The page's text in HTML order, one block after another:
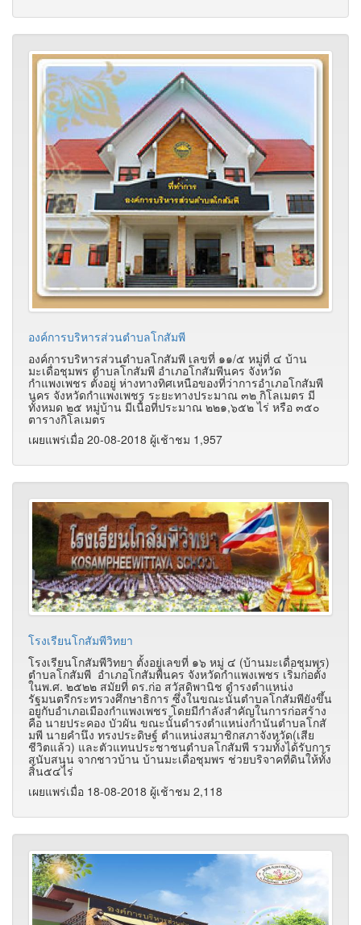
องค์การบริหารส่วนตำบลโกสัมพี
องค์การบริหารส่วนตำบลโกสัมพี เลขที่ ๑๑/๕ หมู่ที่ ๔ บ้าน
มะเดื่อชุมพร ตำบลโกสัมพี อำเภอโกสัมพีนคร จังหวัด
กำแพงเพชร ตั้งอยู่ ห่างทางทิศเหนือของที่ว่าการอำเภอโกสัมพี
นคร จังหวัดกำแพงเพชร ระยะทางประมาณ ๓๒ กิโลเมตร มี
ทั้งหมด ๒๕ หมู่บ้าน มีเนื้อที่ประมาณ ๒๒๑,๖๕๒ ไร่ หรือ ๓๕๐
ตารางกิโลเมตร
เผยแพร่เมื่อ 20-08-2018 ผู้เช้าชม 1,957
โรงเรียนโกสัมพีวิทยา
โรงเรียนโกสัมพีวิทยา ตั้งอยู่เลขที่ ๑๖ หมู่ ๔ (บ้านมะเดื่อชุมพร)
ตำบลโกสัมพี อำเภอโกสัมพีนคร จังหวัดกำแพงเพชร เริ่มก่อตั้ง
ในพ.ศ. ๒๕๒๒ สมัยที่ ดร.ก่อ สวัสดิพานิช ดำรงตำแหน่ง
รัฐมนตรีกระทรวงศึกษาธิการ ซึ่งในขณะนั้นตำบลโกสัมพียังขึ้น
อยูกับอำเภอเมืองกำแพงเพชร โดยมีกำลังสำคัญในการก่อสร้าง
คือ นายประคอง บัวผัน ขณะนั้นดำรงตำแหน่งกำนันตำบลโกสั
มพี นายคำนึง ทรงประดิษฐ์ ตำแหน่งสมาชิกสภาจังหวัด(เสีย
ชีวิตแล้ว) และตัวแทนประชาชนตำบลโกสัมพี รวมทั้งได้รับการ
สนับสนุน จากชาวบ้าน บ้านมะเดื่อชุมพร ช่วยบริจาคที่ดินให้ทั้ง
สิ้น๕๔ไร่
เผยแพร่เมื่อ 18-08-2018 ผู้เช้าชม 2,118